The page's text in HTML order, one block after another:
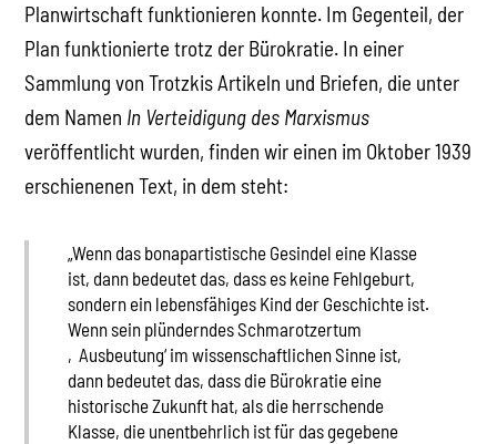
Planwirtschaft funktionieren konnte. Im Gegenteil, der
Plan funktionierte trotz der Bürokratie. In einer
Sammlung von Trotzkis Artikeln und Briefen, die unter
dem Namen In Verteidigung des Marxismus
veröffentlicht wurden, finden wir einen im Oktober 1939
erschienenen Text, in dem steht:
„Wenn das bonapartistische Gesindel eine Klasse
ist, dann bedeutet das, dass es keine Fehlgeburt,
sondern ein lebensfähiges Kind der Geschichte ist.
Wenn sein plünderndes Schmarotzertum
‚Ausbeutung‘ im wissenschaftlichen Sinne ist,
dann bedeutet das, dass die Bürokratie eine
historische Zukunft hat, als die herrschende
Klasse, die unentbehrlich ist für das gegebene